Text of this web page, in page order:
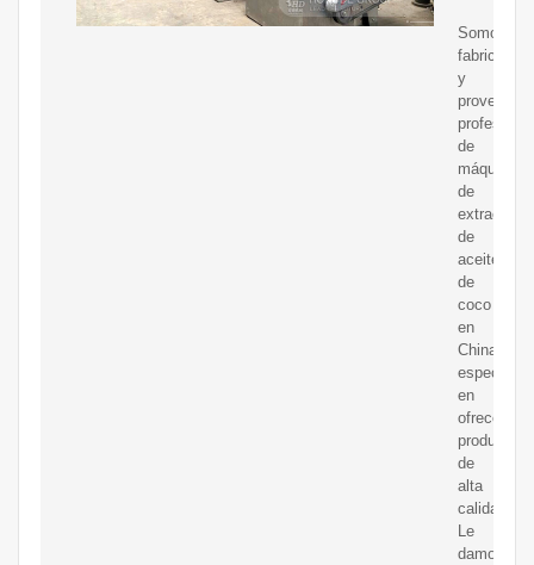
Somos
fabricantes
y
de
máquinas
de
extracción
de
aceite
de
coco
en
China,
en
ofrecer
productos
de
alta
calidad.
Le
damos